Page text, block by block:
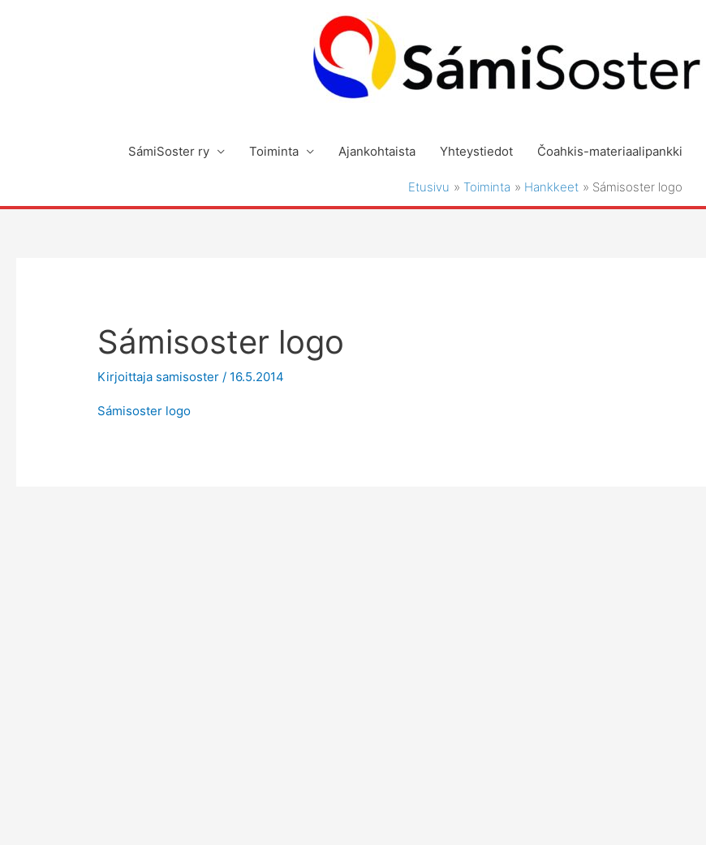
SámiSoster ry Toiminta Ajankohtaista Yhteystiedot Čoahkis-materiaalipankki
Etusivu Toiminta Hankkeet Sámisoster logo
Sámisoster logo
Kirjoittaja samisoster/ 16.5.2014
Sámisoster logo